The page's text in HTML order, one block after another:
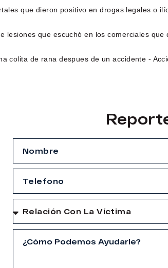
que dieron positivo en drogas legales o
lesiones que escuchó en los comerciales